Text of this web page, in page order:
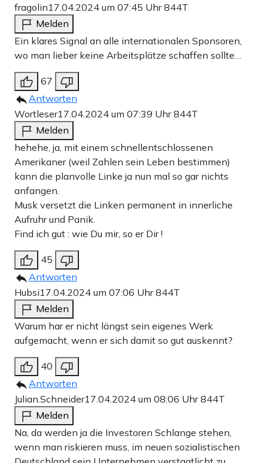
fragolin17.04.2024 um 07:45 Uhr844T
Melden
Ein klares Signal an alle internationalen Sponsoren,
wo man lieber keine Arbeitsplätze schaffen sollte…
67
Antworten
Wortleser17.04.2024 um 07:39 Uhr844T
Melden
hehehe, ja, mit einem schnellentschlossenen
Amerikaner (weil Zahlen sein Leben bestimmen)
kann die planvolle Linke ja nun mal so gar nichts
anfangen.
Musk versetzt die Linken permanent in innerliche
Aufruhr und Panik.
Find ich gut : wie Du mir, so er Dir !
45
Antworten
Hubsi17.04.2024 um 07:06 Uhr844T
Melden
Warum har er nicht längst sein eigenes Werk
aufgemacht, wenn er sich damit so gut auskennt?
40
Antworten
Julian.Schneider17.04.2024 um 08:06 Uhr844T
Melden
Na, da werden ja die Investoren Schlange stehen,
wenn man riskieren muss, im neuen sozialistischen